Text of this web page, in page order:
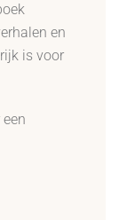
en
is voor